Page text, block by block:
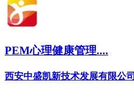
PEM心理健康管理....
西安中盛凯新技术发展有限公司